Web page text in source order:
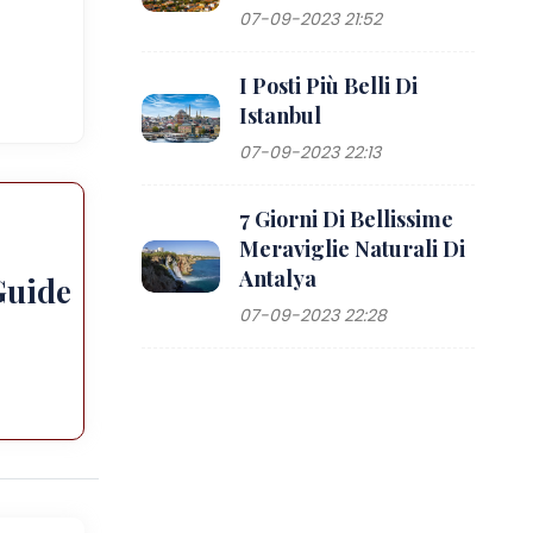
07-09-2023 21:52
I Posti Più Belli Di
Istanbul
07-09-2023 22:13
7 Giorni Di Bellissime
Meraviglie Naturali Di
Antalya
07-09-2023 22:28